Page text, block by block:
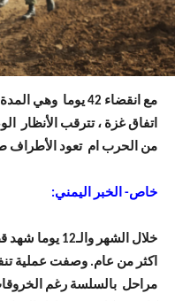
مع انقضاء 42 يوما
اتفاق غزة ، تترقب الأنظار
من الحرب ام تعود الأطراف
خاص- الخبر اليمني:
خلال الشهر
مراحل بالسلسة رغم